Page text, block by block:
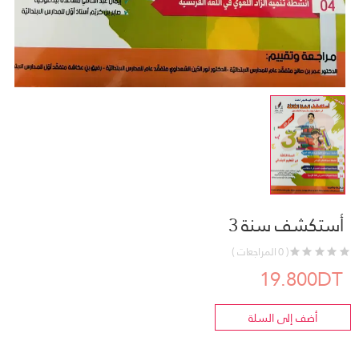
أستكشف سنة 3
( 0 المراجعات )
19.800DT
أضف إلى السلة